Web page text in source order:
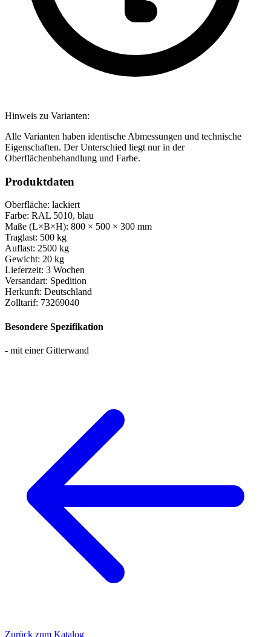
Hinweis zu Varianten:
Alle Varianten haben identische Abmessungen und technische
Eigenschaften. Der Unterschied liegt nur in der
Oberflächenbehandlung und Farbe.
Produktdaten
Oberfläche: lackiert
Farbe: RAL 5010, blau
Maße (L×B×H): 800 × 500 × 300 mm
Traglast: 500 kg
Auflast: 2500 kg
Gewicht: 20 kg
Lieferzeit: 3 Wochen
Versandart: Spedition
Herkunft: Deutschland
Zolltarif: 73269040
Besondere Spezifikation
- mit einer Gitterwand
Zurück zum Katalog